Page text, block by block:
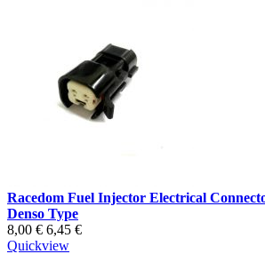
Racedom Fuel Injector Electrical
Denso Type
8,00 € 6,45 €
Quickview